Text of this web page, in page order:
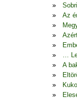
Az
…
A